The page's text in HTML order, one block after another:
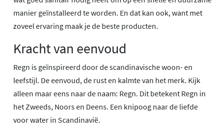
manier geïnstalleerd te worden. En dat kan ook, want met
zoveel ervaring maak je de beste producten.
Kracht van eenvoud
Regn is geïnspireerd door de scandinavische woon- en
leefstijl. De eenvoud, de rust en kalmte van het merk. Kijk
alleen maar eens naar de naam: Regn. Dit betekent Regn in
het Zweeds, Noors en Deens. Een knipoog naar de liefde
voor water in Scandinavië.